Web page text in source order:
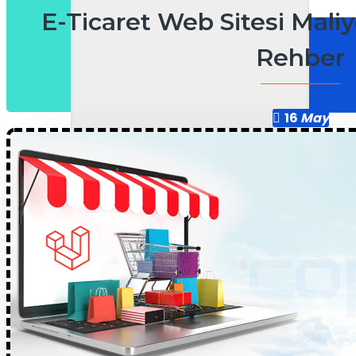
E-Ticaret Web Sitesi
Rehber
16 May